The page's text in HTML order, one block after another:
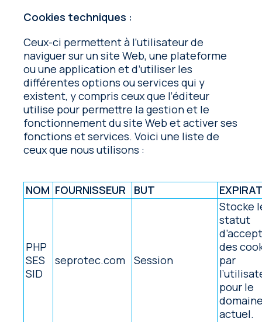
Cookies techniques :
Ceux-ci permettent à l’utilisateur de
naviguer sur un site Web, une plateforme
ou une application et d’utiliser les
différentes options ou services qui y
existent, y compris ceux que l’éditeur
utilise pour permettre la gestion et le
fonctionnement du site Web et activer ses
fonctions et services. Voici une liste de
ceux que nous utilisons :
NOM FOURNISSEUR BUT
PHP
SES
SID
seprotec.com Session
Stocke
statut
des
par
pour le
actuel.